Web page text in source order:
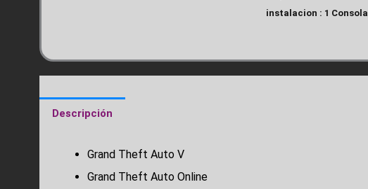
instalacion : 1 Consola
Descripción
Grand Theft Auto V
Grand Theft Auto Online